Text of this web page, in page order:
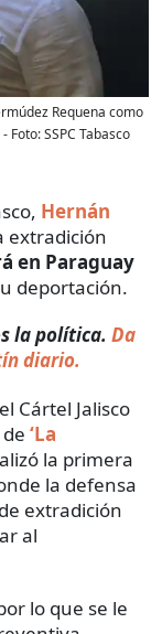
Requena como
- Foto:SSPC Tabasco
Hernán
extradición
en Paraguay
deportación.
la política. Da
diario.
Cártel Jalisco
‘La
la primera
la defensa
extradición
al
lo que se le